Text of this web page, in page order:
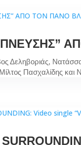
Δεληβοριάς,
Πασχαλίδης